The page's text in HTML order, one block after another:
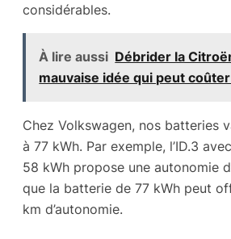
considérables.
À lire aussi Débrider la
mauvaise idée qui peut
Chez Volkswagen, nos batteries
à 77 kWh. Par exemple, l’ID.3
58 kWh propose une autonomie
que la batterie de 77 kWh peut
km d’autonomie.